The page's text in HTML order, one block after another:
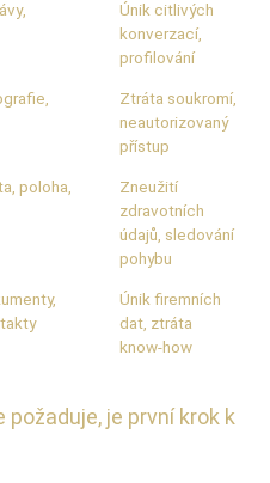
Únik citlivých
konverzací,
profilování
Ztráta soukromí,
neautorizovaný
přístup
poloha,
Zneužití
zdravotních
údajů, sledování
pohybu
Únik firemních
dat, ztráta
know-how
je první krok k